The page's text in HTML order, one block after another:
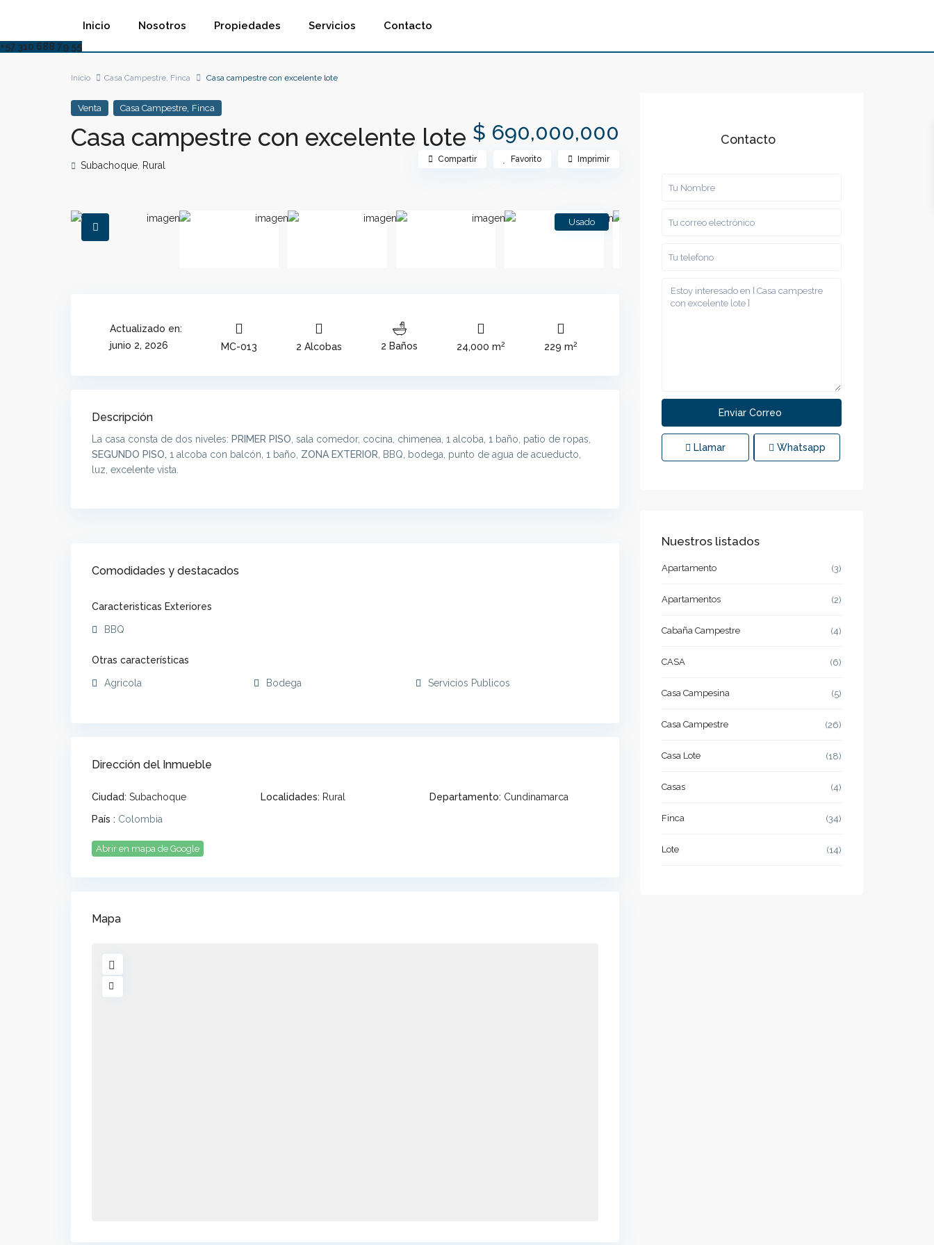
Inicio Nosotros Propiedades Servicios Contacto
+57 310 688 79 55
Inicio Casa Campestre, Finca Casa campestre con excelente lote
Venta Casa Campestre Finca
Casa campestre con excelente lote $ 690,000,000
Subachoque Rural
Compartir Favorito Imprimir
Usado
Actualizado en:
junio 2, 2026
MC-013 2 Alcobas 2 Baños 24,000 m2 229 m2
Descripción
La casa consta de dos niveles: PRIMER PISO , sala comedor, cocina, chimenea, 1 alcoba, 1 baño, patio de ropas,
SEGUNDO PISO, 1 alcoba con balcón, 1 baño, ZONA EXTERIOR , BBQ, bodega, punto de agua de acueducto,
luz, excelente vista.
Comodidades y destacados
Caracteristicas Exteriores
BBQ
Otras características
Agricola Bodega Servicios Publicos
Dirección del Inmueble
Ciudad: Subachoque Localidades: Rural Departamento: Cundinamarca
País : Colombia
Abrir en mapa de Google
Mapa
Contacto
Llamar Whatsapp
Nuestros listados
Apartamento (3)
Apartamentos (2)
Cabaña Campestre (4)
CASA (6)
Casa Campesina (5)
Casa Campestre (26)
Casa Lote (18)
Casas (4)
Finca (34)
Lote (14)